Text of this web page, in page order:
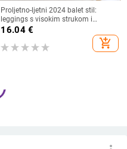
Proljetno-ljetni 2024 balet stil:
leggings s visokim strukom i
volanom na rubu, za žene
16.04€
add_shopping_cart